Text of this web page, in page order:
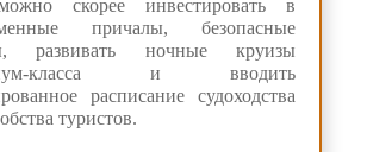
скорее инвестировать в
причалы, безопасные
развивать ночные круизы
класса и вводить
расписание судоходства
туристов.